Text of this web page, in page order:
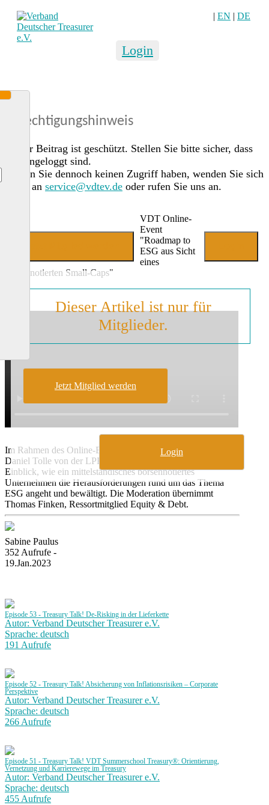
| EN | DE
Login
Berechtigungshinweis
Dieser Beitrag ist geschützt. Stellen Sie bitte sicher, dass
Sie eingeloggt sind.
Sollten Sie dennoch keinen Zugriff haben, wenden Sie sich
gerne an service@vdtev.de oder rufen Sie uns an.
VDT Online-
Event
"Roadmap to
ESG aus Sicht
eines
börsennotierten Small-Caps"
Dieser Artikel ist nur für
Mitglieder.
Jetzt Mitglied werden
Login
Im Rahmen des Online-Events geben Sascha Schrader und
Daniel Tolle von der LPKF Laser & Electronics SE einen
Einblick, wie ein mittelständisches börsennotiertes
Unternehmen die Herausforderungen rund um das Thema
ESG angeht und bewältigt. Die Moderation übernimmt
Thomas Finken, Ressortmitglied Equity & Debt.
Sabine Paulus
352 Aufrufe -
19.Jan.2023
Episode 53 - Treasury Talk! De-Risking in der Lieferkette
Autor: Verband Deutscher Treasurer e.V.
Sprache: deutsch
191 Aufrufe
Episode 52 - Treasury Talk! Absicherung von Inflationsrisiken – Corporate
Perspektive
Autor: Verband Deutscher Treasurer e.V.
Sprache: deutsch
266 Aufrufe
Episode 51 - Treasury Talk! VDT Summerschool Treasury®: Orientierung,
Vernetzung und Karrierewege im Treasury
Autor: Verband Deutscher Treasurer e.V.
Sprache: deutsch
455 Aufrufe